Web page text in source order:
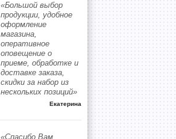
«Большой выбор
продукции, удобное
оформление
магазина,
оперативное
оповещение о
приеме, обработке и
доставке заказа,
скидки за набор из
нескольких позиций»
Екатерина
«Спасибо Вам